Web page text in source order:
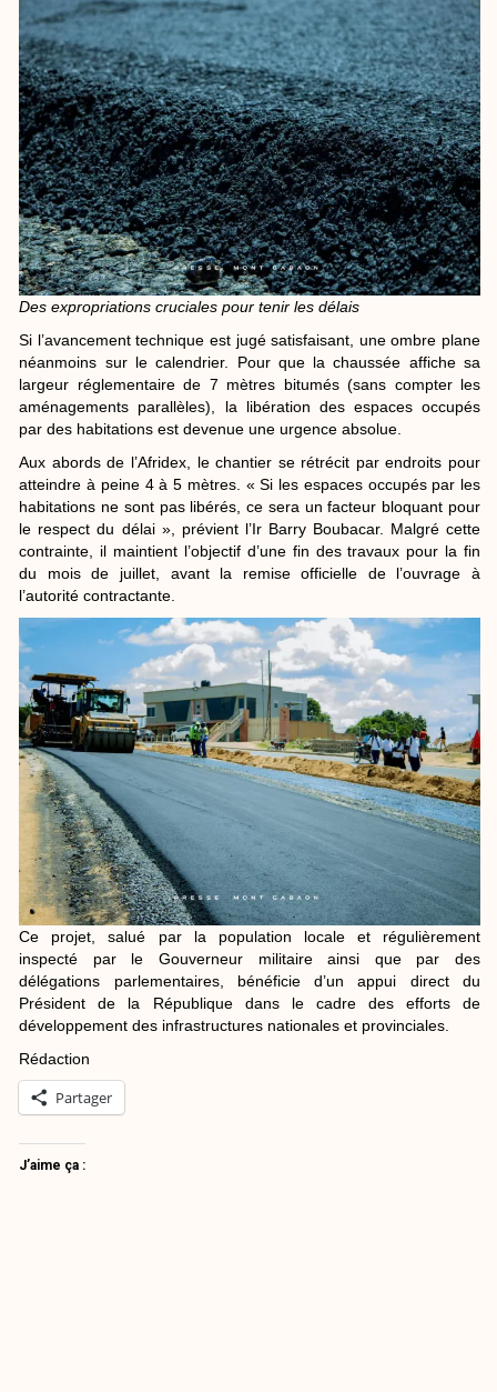
Des expropriations cruciales pour tenir les délais
Si l’avancement technique est jugé satisfaisant, une ombre plane
néanmoins sur le calendrier. Pour que la chaussée affiche sa
largeur réglementaire de 7 mètres bitumés (sans compter les
aménagements parallèles), la libération des espaces occupés
par des habitations est devenue une urgence absolue.
Aux abords de l’Afridex, le chantier se rétrécit par endroits pour
atteindre à peine 4 à 5 mètres. « Si les espaces occupés par les
habitations ne sont pas libérés, ce sera un facteur bloquant pour
le respect du délai », prévient l’Ir Barry Boubacar. Malgré cette
contrainte, il maintient l’objectif d’une fin des travaux pour la fin
du mois de juillet, avant la remise officielle de l’ouvrage à
l’autorité contractante.
Ce projet, salué par la population locale et régulièrement
inspecté par le Gouverneur militaire ainsi que par des
délégations parlementaires, bénéficie d’un appui direct du
Président de la République dans le cadre des efforts de
développement des infrastructures nationales et provinciales.
Rédaction
Partager
J’aime ça :